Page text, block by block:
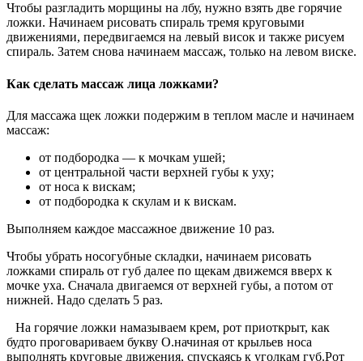
Чтобы разгладить морщины на лбу, нужно взять две горячие
ложки. Начинаем рисовать спираль тремя круговыми
движениями, передвигаемся на левый висок и также рисуем
спираль. Затем снова начинаем массаж, только на левом виске.
Как сделать массаж лица ложками?
Для массажа щек ложки подержим в теплом масле и начинаем
массаж:
от подбородка — к мочкам ушей;
от центральной части верхней губы к уху;
от носа к вискам;
от подбородка к скулам и к вискам.
Выполняем каждое массажное движение 10 раз.
Чтобы убрать носогубные складки, начинаем рисовать
ложками спираль от губ далее по щекам движемся вверх к
мочке уха. Сначала двигаемся от верхней губы, а потом от
нижней. Надо сделать 5 раз.
На горячие ложки намазываем крем, рот приоткрыт, как
будто проговариваем букву О.начиная от крыльев носа
выполнять круговые движения, спускаясь к уголкам губ.Рот